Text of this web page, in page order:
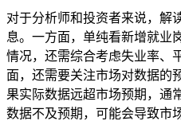
对于分析师和投资者来说，解
息。一方面，单纯看新增就业
情况，还需综合考虑失业率、
面，还需要关注市场对数据的
果实际数据远超市场预期，通
数据不及预期，可能会导致市